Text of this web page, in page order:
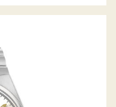
EDITION